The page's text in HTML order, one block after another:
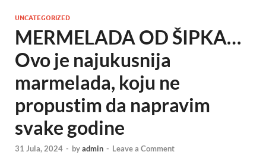
UNCATEGORIZED
MERMELADA OD ŠIPKA…
Ovo je najukusnija
marmelada, koju ne
propustim da napravim
svake godine
31 Jula, 2024 - byadmin - Leave a Comment